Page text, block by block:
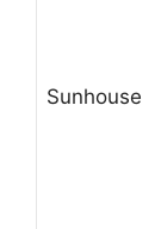
Sunhouse